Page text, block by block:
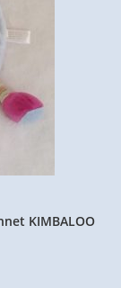
KIMBALOO